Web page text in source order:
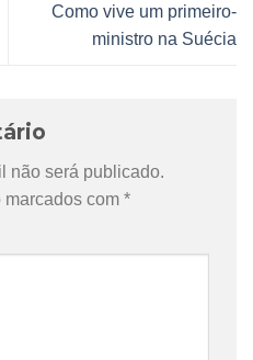
Como vive um primeiro-
ministro na Suécia
não será publicado.
com *